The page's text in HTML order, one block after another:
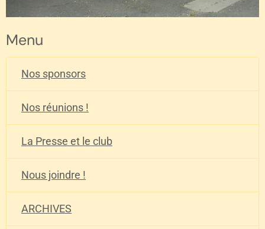
Menu
Nos sponsors
Nos réunions !
La Presse et le club
Nous joindre !
ARCHIVES